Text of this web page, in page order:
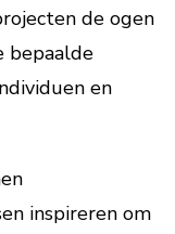
de ogen
bepaalde
en
inspireren om